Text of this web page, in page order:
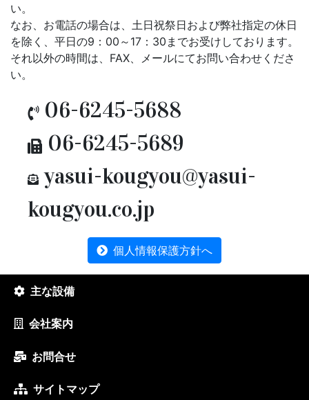
い。
なお、お電話の場合は、土日祝祭日および弊社指定の休日
を除く、平日の9：00～17：30までお受けしております。
それ以外の時間は、FAX、メールにてお問い合わせくださ
い。
06-6245-5688
06-6245-5689
yasui-kougyou@yasui-
kougyou.co.jp
個人情報保護方針へ
主な設備
会社案内
お問合せ
サイトマップ